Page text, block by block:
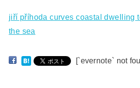
jiří příhoda curves coastal dwelling
the sea
[`evernote` not